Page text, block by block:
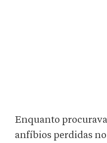
Enquanto
anfíbios perdidas